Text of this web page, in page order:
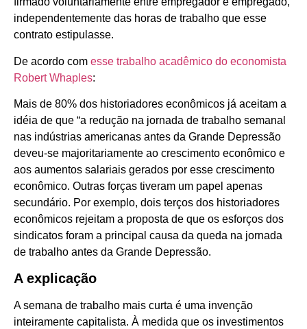
independentemente das horas de trabalho que esse
contrato estipulasse.
De acordo com esse trabalho acadêmico do economista
Robert Whaples:
Mais de 80% dos historiadores econômicos já aceitam a
idéia de que “a redução na jornada de trabalho semanal
nas indústrias americanas antes da Grande Depressão
deveu-se majoritariamente ao crescimento econômico e
aos aumentos salariais gerados por esse crescimento
econômico. Outras forças tiveram um papel apenas
secundário. Por exemplo, dois terços dos historiadores
econômicos rejeitam a proposta de que os esforços dos
sindicatos foram a principal causa da queda na jornada
de trabalho antes da Grande Depressão.
A explicação
A semana de trabalho mais curta é uma invenção
inteiramente capitalista. À medida que os investimentos